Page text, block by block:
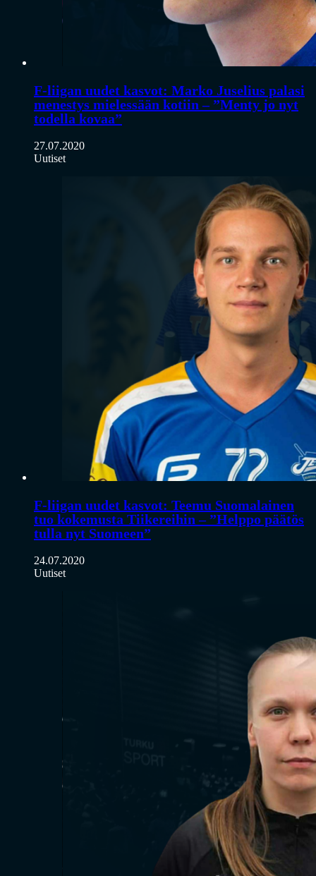
F-liigan uudet kasvot: Marko Juselius palasi
menestys mielessään kotiin – ”Menty jo nyt
todella kovaa”
27.07.2020
Uutiset
F-liigan uudet kasvot: Teemu Suomalainen
tuo kokemusta Tiikereihin – ”Helppo päätös
tulla nyt Suomeen”
24.07.2020
Uutiset